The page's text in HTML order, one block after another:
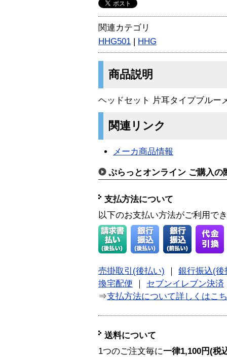
関連カテゴリ
HHG501 | HHG
商品説明
ヘッドセット 片耳タイプブルー
関連リンク
メーカ商品情報
ぷらっとオンライン ご購入の
支払方法について
以下のお支払い方法がご利用で
売掛取引(後払い)
銀行振込(後
換宅配便
セブンイレブン決済
⇒支払方法について詳しくはこ
送料について
1つのご注文毎に一律1,100円(税